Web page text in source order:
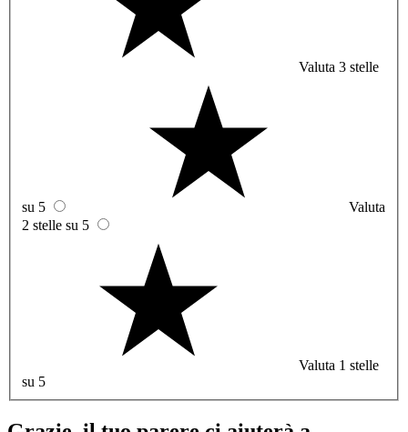
Valuta 3 stelle
su 5
Valuta
2 stelle su 5
Valuta 1 stelle
su 5